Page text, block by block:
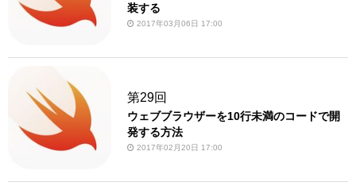
装する
2017年03月06日 17:00
第29回
ウェブブラウザーを10行未満のコードで開
発する方法
2017年02月20日 17:00